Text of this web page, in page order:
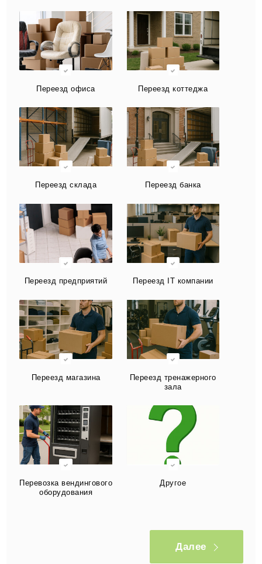
Переезд офиса Переезд коттеджа
Переезд склада Переезд банка
Переезд предприятий Переезд IT компании
Переезд магазина
Переезд тренажерного
зала
Перевозка вендингового
оборудования
Другое
Далее